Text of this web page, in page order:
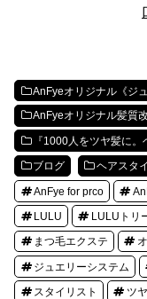
AnFyeオリジナル《ジ
AnFyeオリジナル髪質
『1000人をツヤ髪に。
ブログ ヘアスタ
AnFye for prco
LULU LULUトリ
まつ毛エクステ
ジュエリーシステム
スタイリスト ツ